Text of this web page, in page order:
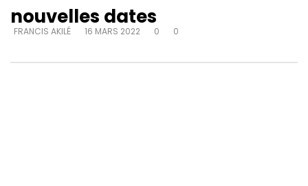
nouvelles dates
FRANCIS AKILÉ 16 MARS 2022 0 0